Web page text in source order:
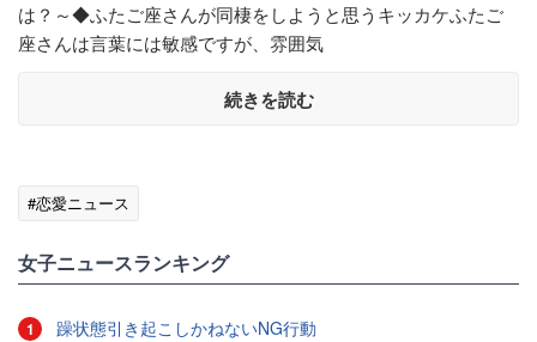
は？～◆ふたご座さんが同棲をしようと思うキッカケふたご
座さんは言葉には敏感ですが、雰囲気
続きを読む
#恋愛ニュース
女子ニュースランキング
1 躁状態引き起こしかねないNG行動